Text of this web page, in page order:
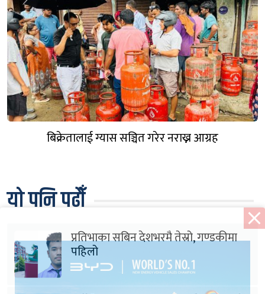
बिक्रेतालाई ग्यास सञ्चित गरेर नराख्न आग्रह
यो पनि पढौँ
प्रतिभाका सबिन देशभरमै तेस्रो, गण्डकीमा
पहिलो